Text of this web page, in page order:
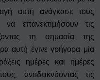
αυτή ανάγκασε τους
να επανεκτιμήσουν τις
τη σημασία της
αυτή έγινε γρήγορα μία
ημέρες και ημέρες
αναδεικνύοντας τις